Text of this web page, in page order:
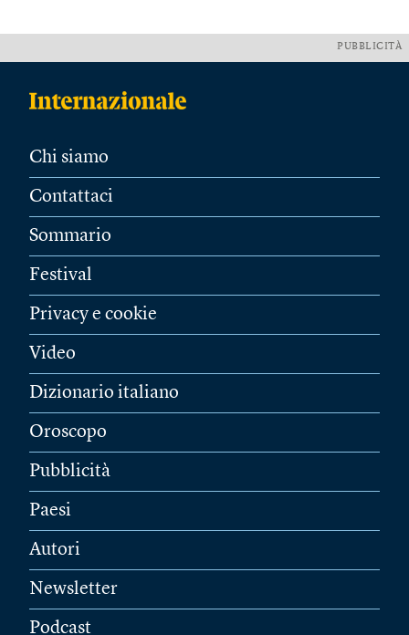
PUBBLICITÀ
Chi siamo
Contattaci
Sommario
Festival
Privacy e cookie
Video
Dizionario italiano
Oroscopo
Pubblicità
Paesi
Autori
Newsletter
Podcast